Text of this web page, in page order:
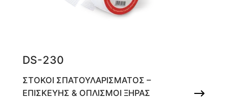
DS-230
ΣΤΟΚΟΙ ΣΠΑΤΟΥΛΑΡΙΣΜΑΤΟΣ –
ΕΠΙΣΚΕΥΗΣ & ΟΠΛΙΣΜΟΙ ΞΗΡΑΣ